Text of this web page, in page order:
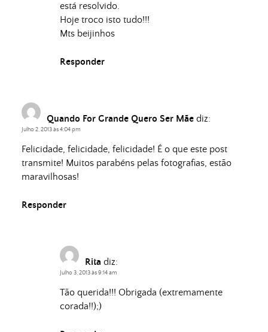
está resolvido.
Hoje troco isto tudo!!!
Mts beijinhos
Responder
Quando For Grande Quero Ser Mãe diz:
Julho 2, 2013 às 4:04 pm
Felicidade, felicidade, felicidade! É o que este post
transmite! Muitos parabéns pelas fotografias, estão
maravilhosas!
Responder
Rita diz:
Julho 3, 2013 às 9:14 am
Tão querida!!! Obrigada (extremamente
corada!!);)